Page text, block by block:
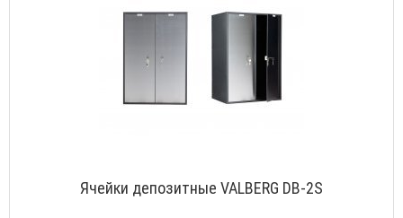
Ячейки депозитные VALBERG DB-2S